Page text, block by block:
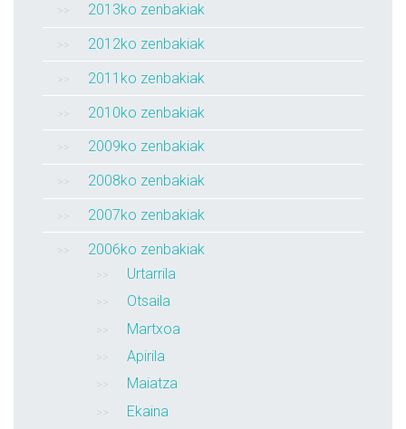
2013ko zenbakiak
2012ko zenbakiak
2011ko zenbakiak
2010ko zenbakiak
2009ko zenbakiak
2008ko zenbakiak
2007ko zenbakiak
2006ko zenbakiak
Urtarrila
Otsaila
Martxoa
Apirila
Maiatza
Ekaina